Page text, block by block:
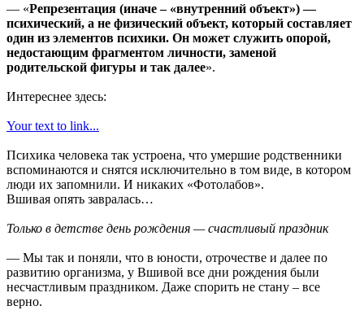
— «Репрезентация (иначе – «внутренний объект») —
психический, а не физический объект, который составляет
один из элементов психики. Он может служить опорой,
недостающим фрагментом личности, заменой
родительской фигуры и так далее».
Интереснее здесь:
Your text to link...
Психика человека так устроена, что умершие родственники
вспоминаются и снятся исключительно в том виде, в котором
люди их запомнили. И никаких «Фотолабов».
Вшивая опять завралась…
Только в детстве день рождения — счастливый праздник
— Мы так и поняли, что в юности, отрочестве и далее по
развитию организма, у Вшивой все дни рождения были
несчастливым праздником. Даже спорить не стану – все
верно.